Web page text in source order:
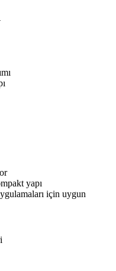
yapı
için uygun